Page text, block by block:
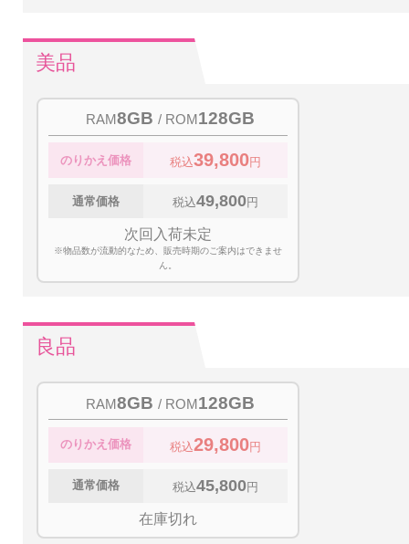
美品
RAM8GB / ROM128GB
のりかえ価格 税込39,800円
通常価格 税込49,800円
次回入荷未定
※物品数が流動的なため、販売時期のご案内はできませ
ん。
良品
RAM8GB / ROM128GB
のりかえ価格 税込29,800円
通常価格 税込45,800円
在庫切れ